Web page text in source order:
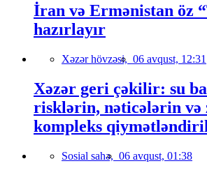
İran və Ermənistan öz
hazırlayır
Xəzər hövzəsi, 06 avqust, 12:31
Xəzər geri çəkilir: su
risklərin, nəticələrin
kompleks
Sosial sahə, 06 avqust, 01:38